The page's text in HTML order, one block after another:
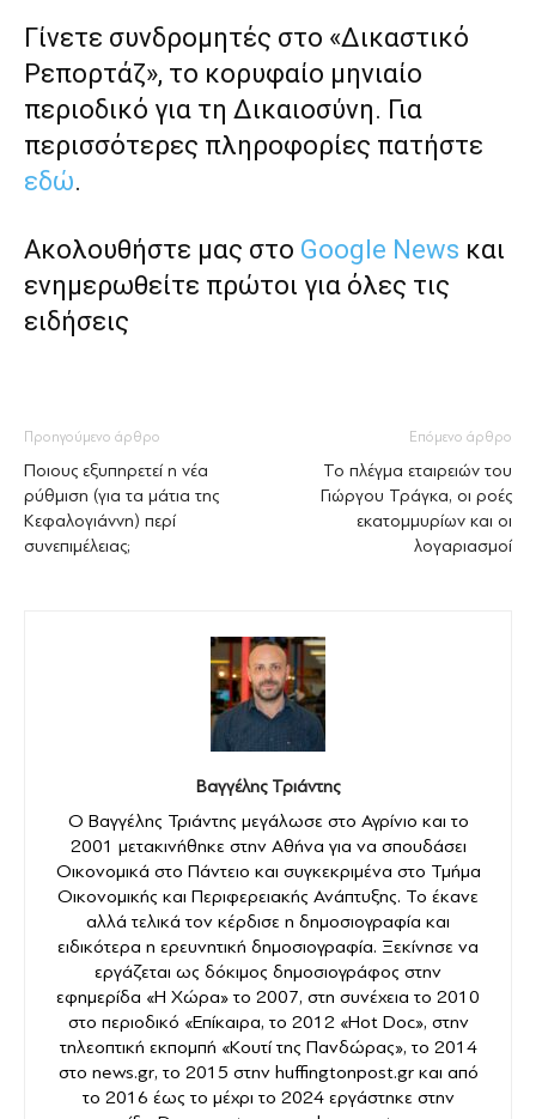
Γίνετε συνδρομητές στο «Δικαστικό
Ρεπορτάζ», το κορυφαίο μηνιαίο
περιοδικό για τη Δικαιοσύνη. Για
περισσότερες πληροφορίες πατήστε
εδώ.
Ακολουθήστε μας στο Google News και
ενημερωθείτε πρώτοι για όλες τις
ειδήσεις
Προηγούμενο άρθρο
Ποιους εξυπηρετεί η νέα
ρύθμιση (για τα μάτια της
Κεφαλογιάννη) περί
συνεπιμέλειας;
Επόμενο άρθρο
Το πλέγμα εταιρειών του
Γιώργου Τράγκα, οι ροές
εκατομμυρίων και οι
λογαριασμοί
Βαγγέλης Τριάντης
Ο Βαγγέλης Τριάντης μεγάλωσε στο Αγρίνιο και το
2001 μετακινήθηκε στην Αθήνα για να σπουδάσει
Οικονομικά στο Πάντειο και συγκεκριμένα στο Τμήμα
Οικονομικής και Περιφερειακής Ανάπτυξης. Το έκανε
αλλά τελικά τον κέρδισε η δημοσιογραφία και
ειδικότερα η ερευνητική δημοσιογραφία. Ξεκίνησε να
εργάζεται ως δόκιμος δημοσιογράφος στην
εφημερίδα «Η Χώρα» το 2007, στη συνέχεια το 2010
στο περιοδικό «Επίκαιρα, το 2012 «Hot Doc», στην
τηλεοπτική εκπομπή «Κουτί της Πανδώρας», το 2014
στο news.gr, το 2015 στην huffingtonpost.gr και από
το 2016 έως το μέχρι το 2024 εργάστηκε στην